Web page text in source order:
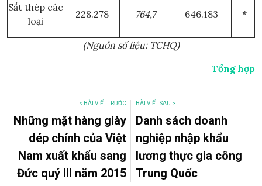
Sắt thép các
loại
228.278 764,7 646.183 *
(Nguồn số liệu: TCHQ)
Tổng hợp
< BÀI VIẾT TRƯỚC
Những mặt hàng giày
dép chính của Việt
Nam xuất khẩu sang
Đức quý III năm 2015
BÀI VIẾT SAU >
Danh sách doanh
nghiệp nhập khẩu
lương thực gia công
Trung Quốc